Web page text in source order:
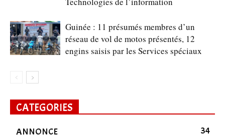
Guinée : 11 présumés membres d’un
réseau de vol de motos présentés, 12
engins saisis par les Services spéciaux
CATEGORIES
ANNONCE
34